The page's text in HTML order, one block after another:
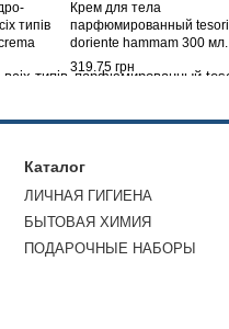
типів
500
Крем для тела
парфюмированный tesori
doriente hammam 300 мл.
319.75 грн
Каталог
ЛИЧНАЯ ГИГИЕНА
БЫТОВАЯ ХИМИЯ
ПОДАРОЧНЫЕ НАБОРЫ